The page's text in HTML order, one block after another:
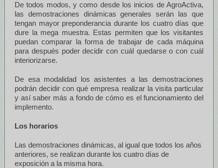
De todos modos, y como desde los inicios de AgroActiva,
las demostraciones dinámicas generales serán las que
tengan mayor preponderancia durante los cuatro días que
dure la mega muestra. Estas permiten que los visitantes
puedan comparar la forma de trabajar de cada máquina
para después poder decidir con cuál quedarse o con cuál
interiorizarse.
De esa modalidad los asistentes a las demostraciones
podrán decidir con qué empresa realizar la visita particular
y así saber más a fondo de cómo es el funcionamiento del
implemento.
Los horarios
Las demostraciones dinámicas, al igual que todos los años
anteriores, se realizan durante los cuatro días de
exposición a la misma hora.